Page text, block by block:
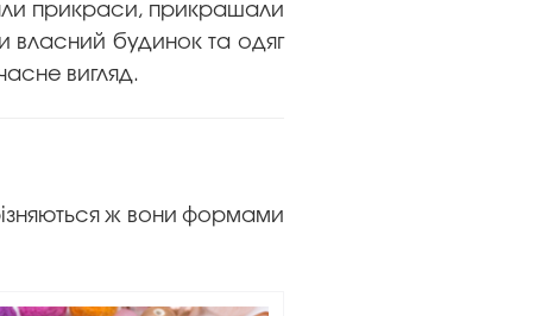
прикраси, прикрашали
власний будинок та одяг
вигляд.
ж вони формами